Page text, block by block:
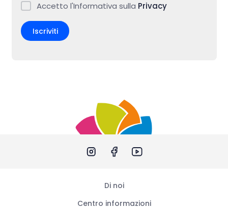
Accetto l'Informativa sulla Privacy
Iscriviti
Di noi
Centro informazioni